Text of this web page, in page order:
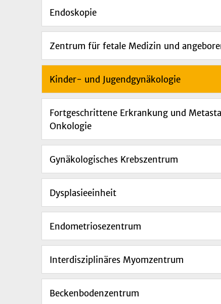
Endoskopie
Zentrum für fetale Medizin und
Kinder- und Jugendgynäkologie
Fortgeschrittene Erkrankung und
Onkologie
Gynäkologisches Krebszentrum
Dysplasieeinheit
Endometriosezentrum
Interdisziplinäres Myomzentrum
Beckenbodenzentrum